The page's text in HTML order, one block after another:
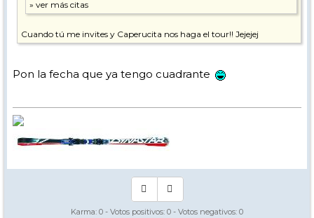
Cuando tú me invites y Caperucita nos haga el tour!! Jejejej
Pon la fecha que ya tengo cuadrante
Karma: 0 - Votos positivos: 0 - Votos negativos: 0